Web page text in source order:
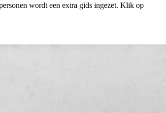
wordt een extra gids ingezet. Klik op